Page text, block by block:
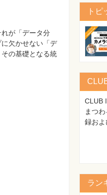
が「データ分
欠かせない「デ
の基礎となる統
トピ
CLUB
まつ
録およ
ラン